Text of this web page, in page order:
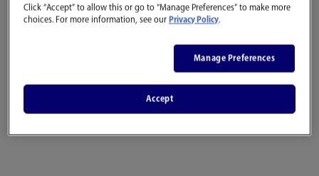
みなし、変更後の本利用条件がお客様による本サービスの以
がって、掲載されている本利用条件と適用される追加条件を
本サービスをご利用の都度ご確認ください。本利用条件の変
更は、当該変更後の条件が閲覧可能となった後に発生したす
Click “Accept” to allow this or go to “Manage Preferences” to make more
choices. For more information, see ourPrivacy Policy.
Manage Preferences
Accept